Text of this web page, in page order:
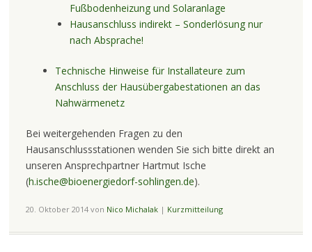
Fußbodenheizung und Solaranlage
Hausanschluss indirekt – Sonderlösung nur
nach Absprache!
Technische Hinweise für Installateure zum
Anschluss der Hausübergabestationen an das
Nahwärmenetz
Bei weitergehenden Fragen zu den
Hausanschlussstationen wenden Sie sich bitte direkt an
unseren Ansprechpartner Hartmut Ische
(h.ische@bioenergiedorf-sohlingen.de).
20. Oktober 2014von Nico Michalak | Kurzmitteilung